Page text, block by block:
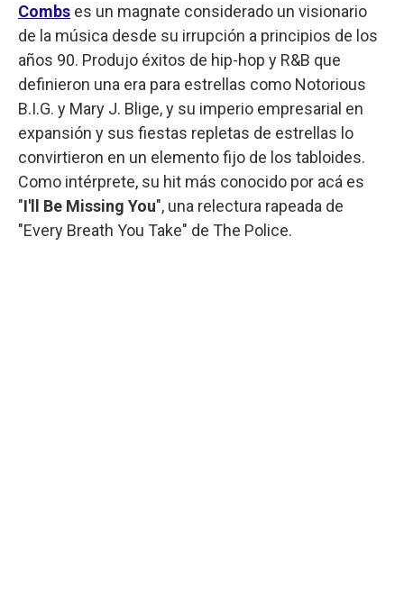
Combs es un magnate considerado un visionario
de la música desde su irrupción a principios de los
años 90. Produjo éxitos de hip-hop y R&B que
definieron una era para estrellas como Notorious
B.I.G. y Mary J. Blige, y su imperio empresarial en
expansión y sus fiestas repletas de estrellas lo
convirtieron en un elemento fijo de los tabloides.
Como intérprete, su hit más conocido por acá es
"I'll Be Missing You", una relectura rapeada de
"Every Breath You Take" de The Police.